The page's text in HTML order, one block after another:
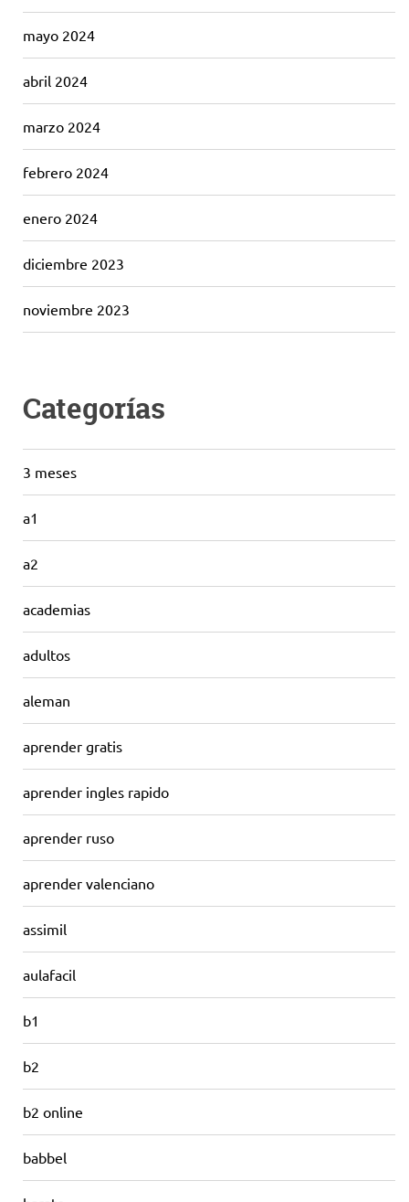
mayo 2024
abril 2024
marzo 2024
febrero 2024
enero 2024
diciembre 2023
noviembre 2023
Categorías
3 meses
a1
a2
academias
adultos
aleman
aprender gratis
aprender ingles rapido
aprender ruso
aprender valenciano
assimil
aulafacil
b1
b2
b2 online
babbel